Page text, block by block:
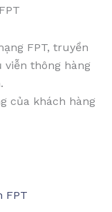
FPT, truyền
viễn thông hàng
của khách hàng
FPT